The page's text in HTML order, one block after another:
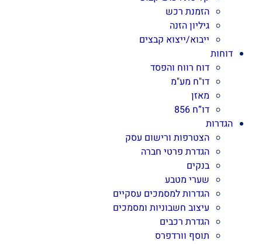
הזמנת רכש
גיליון הזנה
ייבוא/ייצוא קבצים
דוחות
דוח רווח והפסד
דו"ח מע"מ
מאזן
דו”ח 856
הגדרות
הצטרפות ורישום עסק
הגדרת פרטי חברה
בנקים
שערי מטבע
הגדרות למסמכים עסקיים
עיצוב חשבוניות ומסמכים
הגדרת רכבים
תוסף וורדפרס